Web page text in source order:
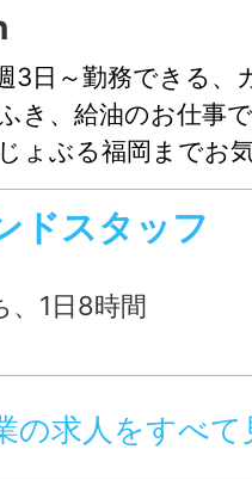
専任のコンサルタン
え、勤務内容・勤務
のお仕事をご紹介し
日の調整や条件の交
致します！ 就業開始
ごとも当社のスタッ
相談に、料金は一
にお問い合わせくだ
3日～勤務できる、
き、給油のお仕事
ょぶる福岡までお
ドスタッフ
1日8時間
の求人をすべて